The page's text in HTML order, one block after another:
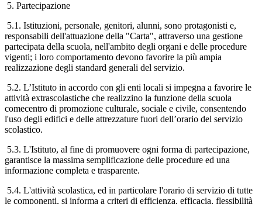
5. Partecipazione
5.1. Istituzioni, personale, genitori, alunni, sono protagonisti e,
responsabili dell'attuazione della "Carta", attraverso una gestione
partecipata della scuola, nell'ambito degli organi e delle procedure
vigenti; i loro comportamento devono favorire la più ampia
realizzazione degli standard generali del servizio.
5.2. L’Istituto in accordo con gli enti locali si impegna a favorire le
attività extrascolastiche che realizzino la funzione della scuola
comecentro di promozione culturale, sociale e civile, consentendo
l'uso degli edifici e delle attrezzature fuori dell’orario del servizio
scolastico.
5.3. L'Istituto, al fine di promuovere ogni forma di partecipazione,
garantisce la massima semplificazione delle procedure ed una
informazione completa e trasparente.
5.4. L'attività scolastica, ed in particolare l'orario di servizio di tutte
le componenti, si informa a criteri di efficienza, efficacia, flessibilità